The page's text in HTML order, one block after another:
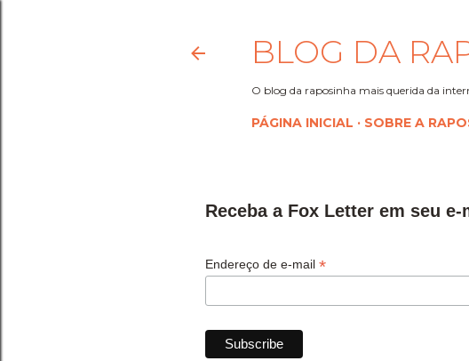
BLOG DA
O blog da raposinha mais querida da
PÁGINA INICIAL SOBRE A
Receba a Fox Letter em seu e-
Endereço de e-mail *